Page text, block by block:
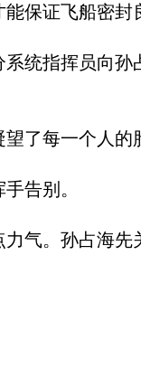
保证飞船密封
统指挥员向孙
了每一个人的
告别。
气。孙占海先